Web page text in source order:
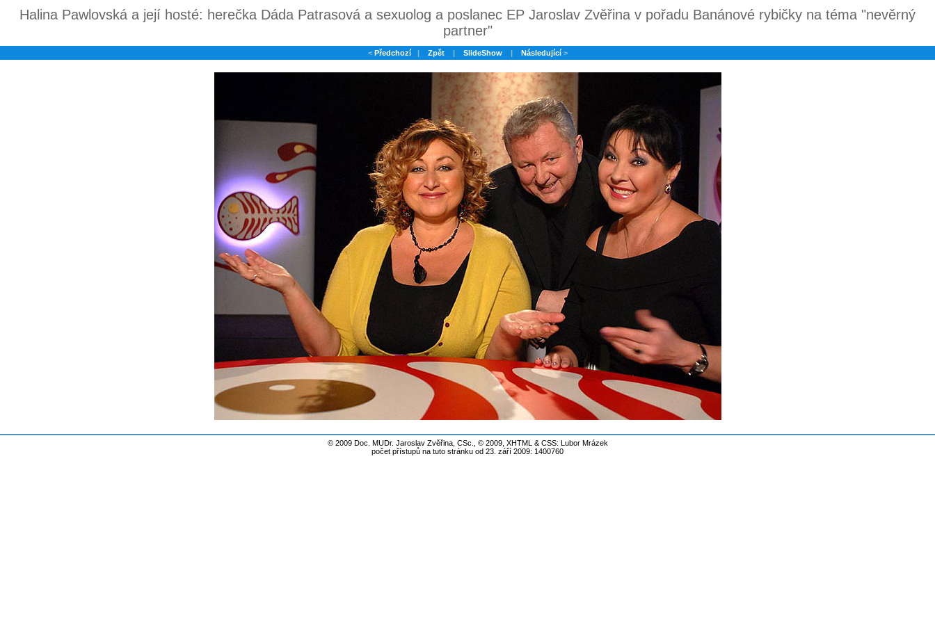
Halina Pawlovská a její hosté: herečka Dáda Patrasová a sexuolog a poslanec EP Jaroslav Zvěřina v pořadu Banánové rybičky na téma "nevěrný
partner"
< Předchozí | Zpět | SlideShow | Následující>
© 2009 Doc. MUDr. Jaroslav Zvěřina, CSc., © 2009, XHTML & CSS: Lubor Mrázek
počet přístupů na tuto stránku od 23. září 2009: 1400760